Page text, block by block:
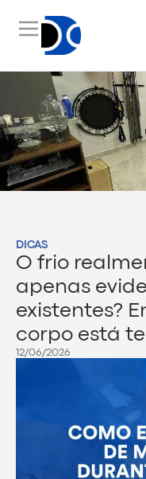
DICAS
O frio
apenas
existentes?
corpo está
12/06/2026